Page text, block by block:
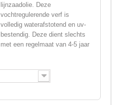
lijnzaadolie. Deze
vochtregulerende verf is
volledig waterafstotend en uv-
bestendig. Deze dient slechts
met een regelmaat van 4-5 jaar